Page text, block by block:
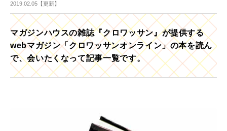
2019.02.05【更新】
マガジンハウスの雑誌『クロワッサン』が提供する
webマガジン「クロワッサンオンライン」の本を読ん
で、会いたくなって記事一覧です。